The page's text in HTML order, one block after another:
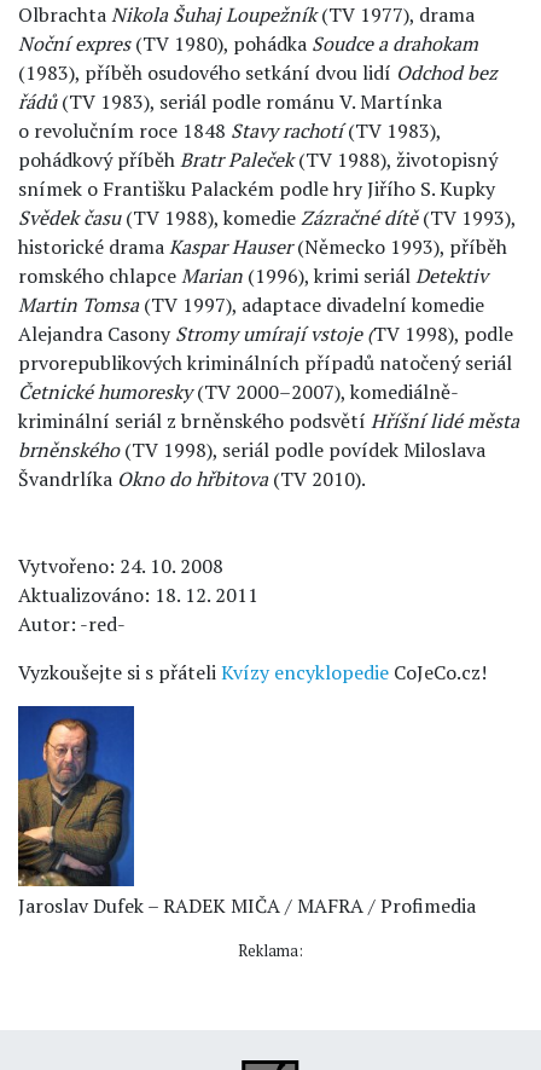
OlbrachtaNikola Šuhaj Loupežník(TV 1977), drama
Noční expres(TV 1980), pohádka Soudce a drahokam
(1983), příběh osudového setkání dvou lidí Odchod bez
řádů(TV 1983), seriál podle románu V. Martínka
o revolučním roce 1848 Stavy rachotí(TV 1983),
pohádkový příběhBratr Paleček(TV 1988), životopisný
snímek o Františku Palackém podle hry Jiřího S. Kupky
Svědek času(TV 1988), komedieZázračné dítě(TV 1993),
historické dramaKaspar Hauser(Německo 1993), příběh
romského chlapceMarian (1996), krimi seriálDetektiv
Martin Tomsa(TV 1997), adaptace divadelní komedie
Alejandra CasonyStromy umírají vstoje (TV 1998), podle
prvorepublikových kriminálních případů natočený seriál
Četnické humoresky(TV 2000–2007), komediálně-
kriminální seriál z brněnského podsvětí Hříšní lidé města
brněnského(TV 1998), seriál podle povídek Miloslava
Švandrlíka Okno do hřbitova(TV 2010).
Vytvořeno: 24. 10. 2008
Aktualizováno: 18. 12. 2011
Autor: -red-
Vyzkoušejte si s přáteliKvízy encyklopedie CoJeCo.cz!
Jaroslav Dufek – RADEK MIČA / MAFRA / Profimedia
Reklama: